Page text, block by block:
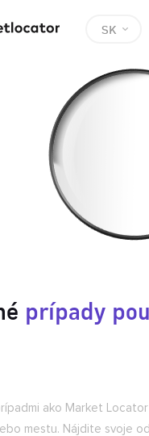
SK
prípady
ako Market
mestu. Nájdite svoje